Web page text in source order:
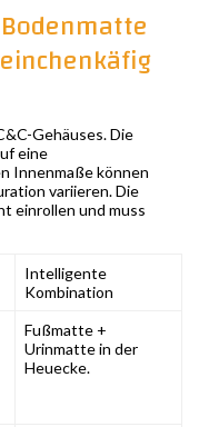
Gehäuses. Die
eine
Innenmaße können
variieren. Die
einrollen und muss
Intelligente
Kombination
Fußmatte +
Urinmatte in der
Heuecke.